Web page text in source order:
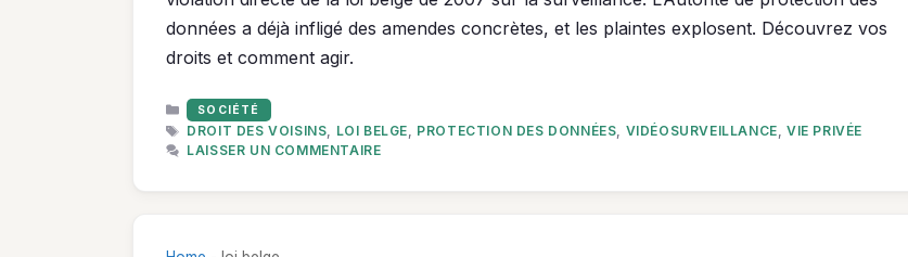
données a déjà infligé des amendes concrètes, et les plaintes explosent. Découvrez vos
droits et comment agir.
CATÉGORIES
SOCIÉTÉ
ÉTIQUETTES
DROIT DES VOISINS, LOI BELGE, PROTECTION DES DONNÉES, VIDÉOSURVEILLANCE,VIE PRIVÉE
LAISSER UN COMMENTAIRE